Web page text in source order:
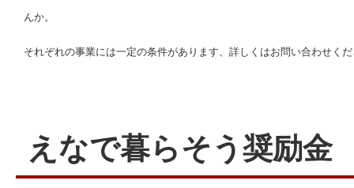
んか。
それぞれの事業には一定の条件があります、詳しくはお問い合わせく
えなで暮らそう奨励金